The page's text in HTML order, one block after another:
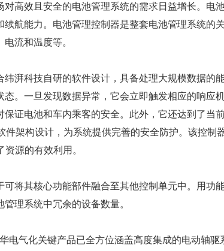
高效且安全的电池管理系统的需求日益增长。电
航能力。电池管理控制器是整套电池管理系统的
流和温度等。
湃科技自研的软件设计，具备处理大规模数据的
。一旦发现数据异常，它会立即触发相应的响应
证电池和车内乘客的安全。此外，它还达到了当
架构设计，为系统提供完善的安全防护。该控制
源的有效利用。
将其核心功能部件融合至其他控制单元中。用功
理系统中冗余的设备数量。
电气化关键产品已全方位涵盖高度集成的电动轴驱